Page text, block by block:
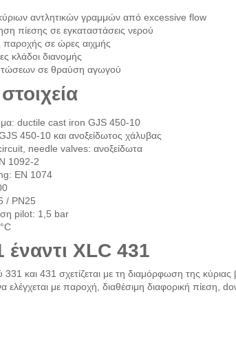
αντλητικών γραμμών από excessive flow
πίεσης σε εγκαταστάσεις νερού
παροχής σε ώρες αιχμής
κλάδοι διανομής
σε θραύση αγωγού
ductile cast iron GJS 450-10
450-10 και ανοξείδωτος χάλυβας
needle valves: ανοξείδωτα
1092-2
EN 1074
/ PN25
pilot: 1,5 bar
έναντι XLC 431
331 και 431 σχετίζεται με τη διαμόρφωση της
ελέγχεται με παροχή, διαθέσιμη διαφορική πίεση,